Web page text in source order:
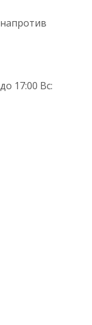
17:00 Вс: